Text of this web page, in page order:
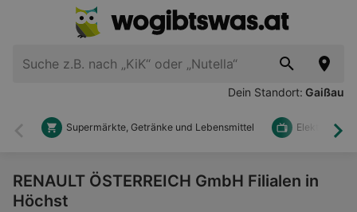
Dein Standort: Gaißau
Zurück
Supermärkte, Getränke und Lebensmittel Elektronik
RENAULT ÖSTERREICH GmbH Filialen in
Höchst